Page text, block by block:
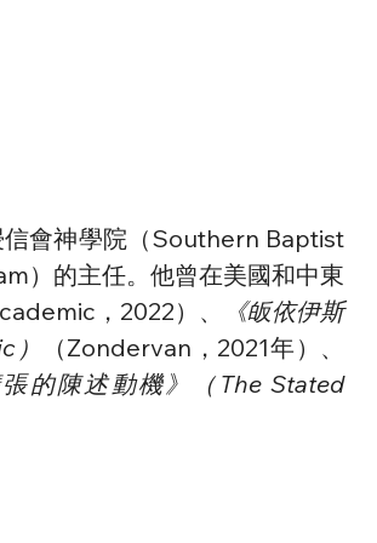
信會神學院（Southern Baptist
）的主任。他曾在美國和中東
，2022）、
《皈依伊斯
（Zondervan，2021年）、
張的陳述動機》（The Stated